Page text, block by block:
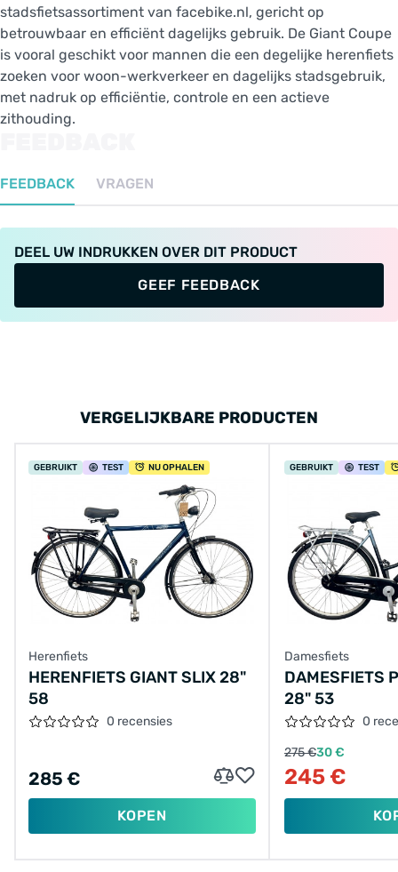
stadsfietsassortiment van facebike.nl, gericht op
betrouwbaar en efficiënt dagelijks gebruik. De Giant Coupe
is vooral geschikt voor mannen die een degelijke herenfiets
zoeken voor woon-werkverkeer en dagelijks stadsgebruik,
met nadruk op efficiëntie, controle en een actieve
zithouding.
FEEDBACK VRAGEN
DEEL UW INDRUKKEN OVER DIT PRODUCT
GEEF FEEDBACK
VERGELIJKBARE PRODUCTEN
GEBRUIKT TEST NU OPHALEN
Herenfiets
HERENFIETS GIANT SLIX 28"
58
0 recensies
285 €
KOPEN
GEBRUIKT TEST
Damesfiets
DAMESFIETS
28" 53
0
275 €30 €
245 €